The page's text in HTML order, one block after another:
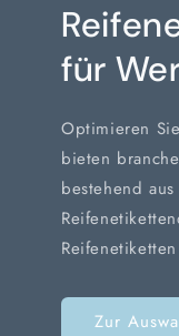
für
Optimieren
bieten
bestehend
Reifenetiketten
Zur